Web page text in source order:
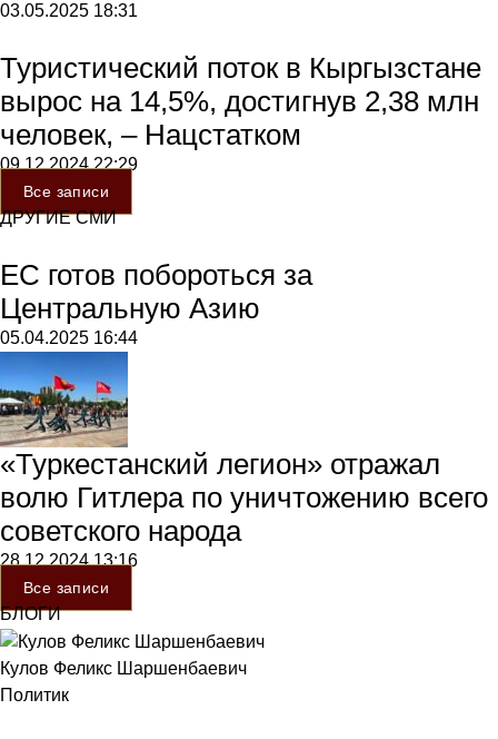
03.05.2025 18:31
Туристический поток в Кыргызстане
вырос на 14,5%, достигнув 2,38 млн
человек, – Нацстатком
09.12.202422:29
Все записи
ДРУГИЕ СМИ
ЕС готов побороться за
Центральную Азию
05.04.2025 16:44
«Туркестанский легион» отражал
волю Гитлера по уничтожению всего
советского народа
28.12.202413:16
Все записи
БЛОГИ
Кулов Феликс Шаршенбаевич
Политик